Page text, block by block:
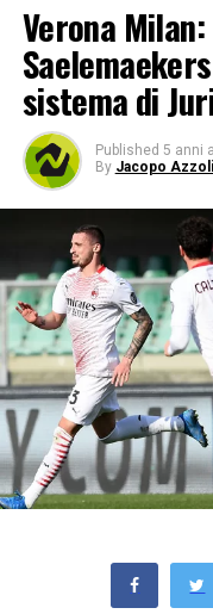
Verona
sistema di
Published 5 anni
By Jacopo